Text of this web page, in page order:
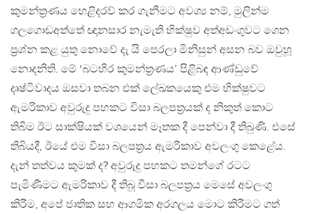
කුමන්ත‍්‍රණය හෙළිදරව් කර ගැනීමට අවශ්‍ය නම්, මුලින්ම
ගලගොඩඅත්තේ ඥානසාර නැමැති භික්ෂුව අත්අඩංගුවට ගෙන
ප‍්‍රශ්න කළ යුතු නොවේ දැ යි පෙරලා මිනිසුන් අසන බව ඔවුහූ
නොදනිති. මේ ‘බටහිර කුමන්ත‍්‍රණය’ පිළිබඳ ආණ්ඩුවේ
දෘෂ්ටිවාදය ඔසවා තබන එක් ලේඛකයෙකු එම භික්ෂුවට
ඇමරිකාව අවුරුදු පහකට විසා බලපත‍්‍රයක් ද නිකුත් කොට
තිබීම ඊට සාක්ෂියක් වශයෙන් මෑතක දී පෙන්වා දී තිබුණි. එසේ
තිබියදී, ඊයේ එම වීසා බලපත‍්‍රය ඇමරිකාව අවලංගු කෙළේය.
දැන් තත්වය කුමක් ද? අවුරුදු පහකට තමන්ගේ රටට
පැමිණීමට ඇමරිකාව දී තිබූ වීසා බලපත‍්‍රය මෙසේ අවලංගු
කිරීම, අපේ ජාතික සහ ආගමික අරගලය මොට කිරීමට ගත්